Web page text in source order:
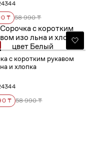
4344
₸ 58 990 ₸
с коротким рукавом
и хлопка
4344
₸ 58 990 ₸